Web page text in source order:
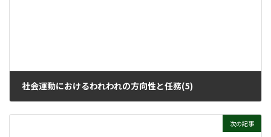
社会運動におけるわれわれの方向性と任務(5)
次の記事